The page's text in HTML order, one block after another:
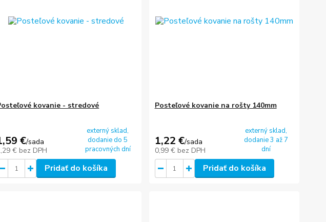
kovanie - stredové
€/sada
€ bez DPH
externý sklad,
dodanie do 5
pracovných dní
Pridať do košíka
Posteľové kovanie na rošty 140mm
1,22 €/sada
0,99 € bez DPH
externý sklad,
dodanie 3 až 7
dní
Pridať do košíka